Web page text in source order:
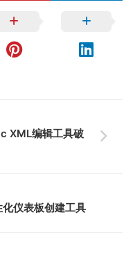
XML编辑工具破
仪表板创建工具